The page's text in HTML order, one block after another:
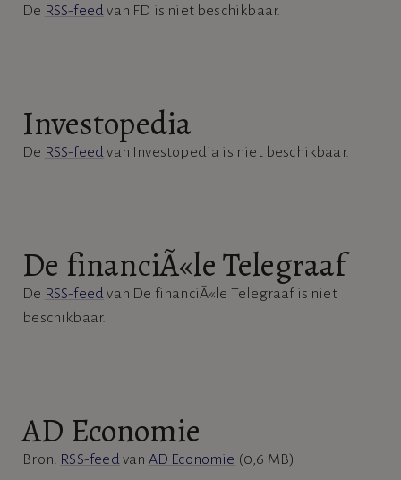
De RSS-feed van FD is niet beschikbaar.
Investopedia
De RSS-feed van Investopedia is niet beschikbaar.
De financiÃ«le Telegraaf
De RSS-feed van De financiÃ«le Telegraaf is niet
beschikbaar.
AD Economie
Bron: RSS-feed van AD Economie (0,6 MB)